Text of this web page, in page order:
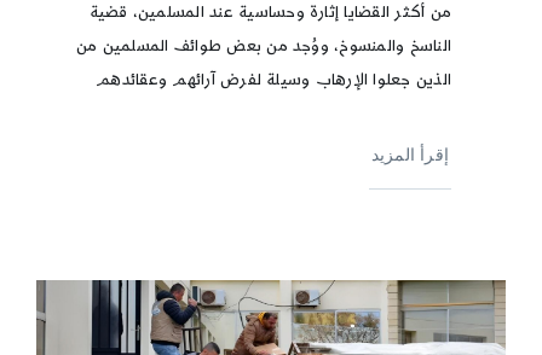
من أكثر القضايا إثارة وحساسية عند المسلمين، قضية
الناسخ والمنسوخ، ووُجد من بعض طوائف المسلمين من
الذين جعلوا الإرهاب وسيلة لفرض آرائهم وعقائدهم
إقرأ المزيد